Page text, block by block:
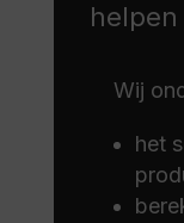
Wij
het